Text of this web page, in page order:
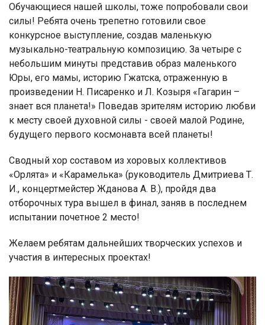
Обучающиеся нашей школы, тоже попробовали свои
силы! Ребята очень трепетно готовили свое
конкурсное выступление, создав маленькую
музыкально-театральную композицию. За четыре с
небольшим минуты представив образ маленького
Юры, его мамы, историю Гжатска, отраженную в
произведении Н. Писаренко и Л. Козыря «Гагарин –
знает вся планета!» Поведав зрителям историю любви
к месту своей духовной силы - своей малой Родине,
будущего первого космонавта всей планеты!
Сводный хор составом из хоровых коллективов
«Орлята» и «Карамелька» (руководитель Дмитриева Т.
И., концертмейстер Жданова А. В.), пройдя два
отборочных тура вышел в финал, заняв в последнем
испытании почетное 2 место!
Желаем ребятам дальнейших творческих успехов и
участия в интересных проектах!